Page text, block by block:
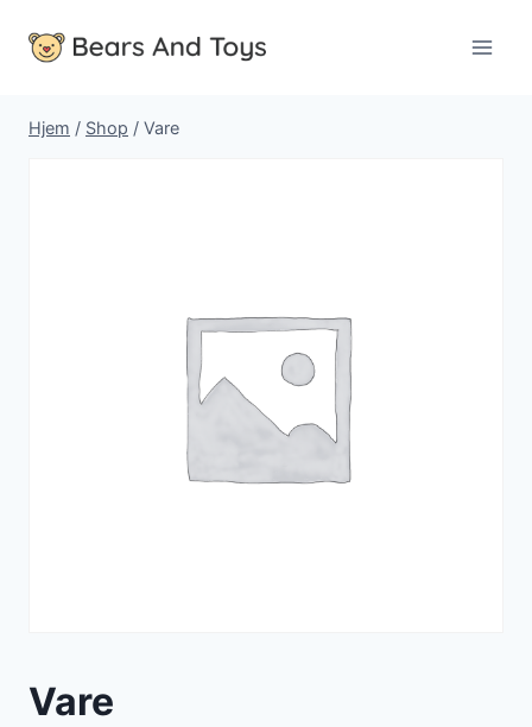
Hjem / Shop / Vare
Vare